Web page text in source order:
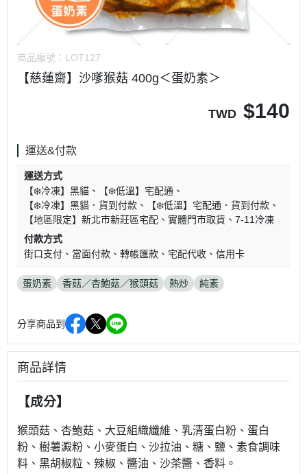
商品編號： LOT127
【慈蓮齋】沙嗲猴菇 400g＜蛋奶素＞
TWD $140
運送&付款
運送方式
【❄️冷凍】黑貓
【❄️低溫】宅配通
【❄️冷凍】黑貓．貨到付款
【❄️低溫】宅配通．貨到付款
【地區限定】新北市新莊區宅配
實體門市取貨
7-11冷凍
付款方式
街口支付
當面付款 轉帳匯款 宅配代收 信用卡
蛋奶素 香菇／杏鮑菇／猴頭菇 熱炒 純素
分享商品到
商品詳情
【成分】
猴頭菇、杏鮑菇、大豆組織纖維、乳清蛋白粉、蛋白
粉、樹薯澱粉、小麥蛋白、沙拉油、糖、鹽、素食調味
料、黑胡椒粒、辣椒、醬油、沙茶醬、香料。